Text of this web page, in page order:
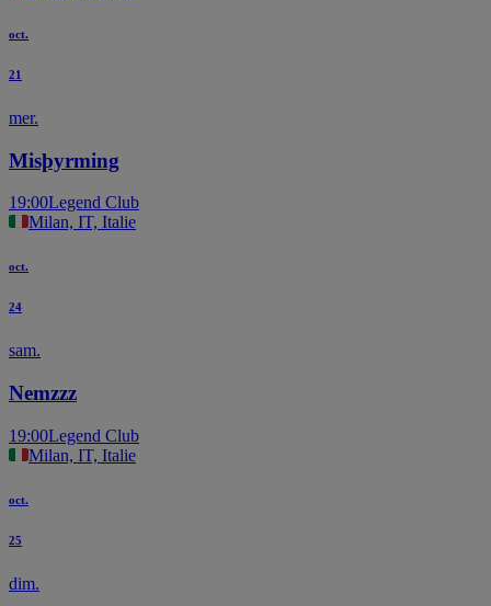
oct.
21
mer.
Misþyrming
19:00Legend Club
Milan, IT, Italie
oct.
24
sam.
Nemzzz
19:00Legend Club
Milan, IT, Italie
oct.
25
dim.